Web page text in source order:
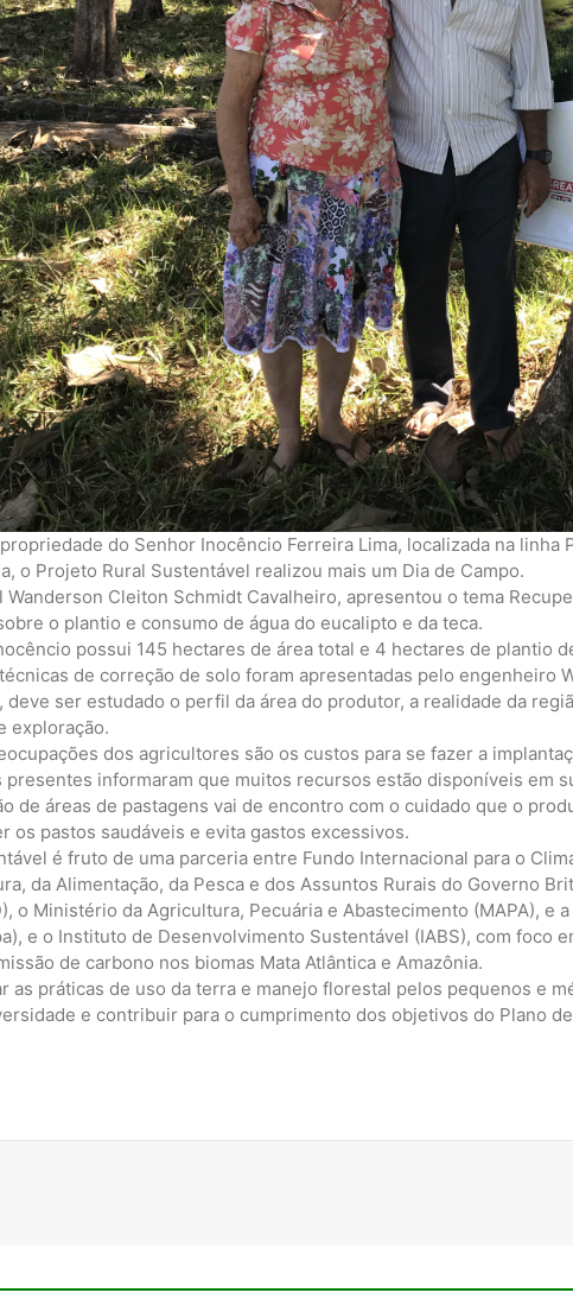
do Senhor Inocêncio Ferreira Lima, localizada na linha
o Projeto Rural Sustentável realizou mais um Dia de Campo.
Cleiton Schmidt Cavalheiro, apresentou o tema
o plantio e consumo de água do eucalipto e da teca.
possui 145 hectares de área total e 4 hectares de plantio
de correção de solo foram apresentadas pelo engenheiro
deve ser estudado o perfil da área do produtor, a realidade da
exploração.
dos agricultores são os custos para se fazer a
presentes informaram que muitos recursos estão disponíveis em
de áreas de pastagens vai de encontro com o cuidado que o
os pastos saudáveis e evita gastos excessivos.
é fruto de uma parceria entre Fundo Internacional para o
da Alimentação, da Pesca e dos Assuntos Rurais do Governo
o Ministério da Agricultura, Pecuária e Abastecimento (MAPA), e
e o Instituto de Desenvolvimento Sustentável (IABS), com foco
de carbono nos biomas Mata Atlântica e Amazônia.
as práticas de uso da terra e manejo florestal pelos pequenos e
e contribuir para o cumprimento dos objetivos do Plano